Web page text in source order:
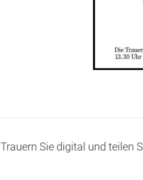
Trauern Sie digital und teilen